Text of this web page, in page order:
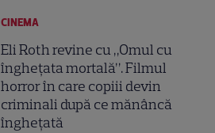
CINEMA
Eli Roth revine cu „Omul cu
înghețata mortală”. Filmul
horror în care copiii devin
criminali după ce mănâncă
înghețată